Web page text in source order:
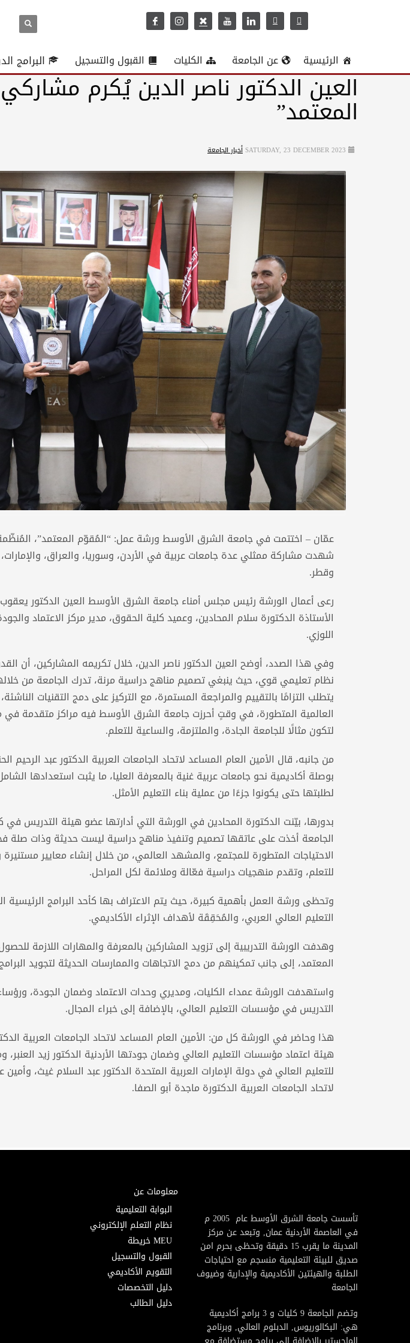
الرئيسية عن الجامعة الكليات القبول والتسجيل البرامج
العين الدكتور ناصر الدين يُكرم
المعتمد”
SATURDAY, 23 DECEMBER 2023 أخبار الجامعة
عمّان – اختتمت في جامعة الشرق الأوسط ورشة عمل: “المُقوّم المعتمد”، المُنظّمة
شهدت مشاركة ممثلي عدة جامعات عربية في الأردن، وسوريا، والعراق،
وقطر.
رعى أعمال الورشة رئيس مجلس أمناء جامعة الشرق الأوسط العين الدكتور يعقوب
الأستاذة الدكتورة سلام المحادين، وعميد كلية الحقوق، مدير مركز الاعتماد
اللوزي.
وفي هذا الصدد، أوضح العين الدكتور ناصر الدين، خلال تكريمه المشاركين، أن
نظام تعليمي قوي، حيث ينبغي تصميم مناهج دراسية مرنة، تدرك الجامعة من
يتطلب التزامًا بالتقييم والمراجعة المستمرة، مع التركيز على دمج التقنيات
العالمية المتطورة، في وقتٍ أحرزت جامعة الشرق الأوسط فيه مراكز متقدمة في
لتكون مثالًا للجامعة الجادة، والملتزمة، والساعية للتعلم.
من جانبه، قال الأمين العام المساعد لاتحاد الجامعات العربية الدكتور عبد
بوصلة أكاديمية نحو جامعات عربية غنية بالمعرفة العليا، ما يثبت استعدادها
لطلبتها حتى يكونوا جزءًا من عملية بناء التعليم الأمثل.
بدورها، بيّنت الدكتورة المحادين في الورشة التي أدارتها عضو هيئة التدريس في
الجامعة أخذت على عاتقها تصميم وتنفيذ مناهج دراسية ليست حديثة وذات صلة
الاحتياجات المتطورة للمجتمع، والمشهد العالمي، من خلال إنشاء معايير
للتعلم، وتقدم منهجيات دراسية فعّالة وملائمة لكل المراحل.
وتحظى ورشة العمل بأهمية كبيرة، حيث يتم الاعتراف بها كأحد البرامج الرئيسية
التعليم العالي العربي، والمُحَقِقَة لأهداف الإثراء الأكاديمي.
وهدفت الورشة التدريبية إلى تزويد المشاركين بالمعرفة والمهارات اللازمة
المعتمد، إلى جانب تمكينهم من دمج الاتجاهات والممارسات الحديثة لتجويد
واستهدفت الورشة عمداء الكليات، ومديري وحدات الاعتماد وضمان الجودة،
التدريس في مؤسسات التعليم العالي، بالإضافة إلى خبراء المجال.
هذا وحاضر في الورشة كل من: الأمين العام المساعد لاتحاد الجامعات العربية
هيئة اعتماد مؤسسات التعليم العالي وضمان جودتها الأردنية الدكتور زيد
للتعليم العالي في دولة الإمارات العربية المتحدة الدكتور عبد السلام غيث،
لاتحاد الجامعات العربية الدكتورة ماجدة أبو الصفا.
تأسست جامعة الشرق الأوسط عام 2005 م
في العاصمة الأردنية عمان, وتبعد عن مركز
المدينة ما يقرب 15 دقيقة وتحظى بحرم امن
صديق للبيئة التعليمية منسجم مع احتياجات
الطلبة والهيئتين الأكاديمية والإدارية وضيوف
الجامعة
وتضم الجامعة 9 كليات و 3 برامج أكاديمية
هي: البكالوريوس, الدبلوم العالي, وبرنامج
معلومات عن
البوابة التعليمية
نظام التعلم الإلكتروني
MEU خريطة
القبول والتسجيل
التقويم الأكاديمي
دليل التخصصات
دليل الطالب